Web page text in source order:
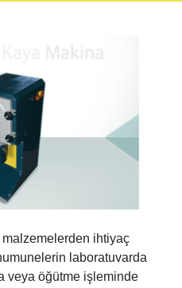
ihtiyaç
laboratuvarda
veya öğütme işleminde